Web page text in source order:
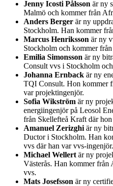
Jenny Icosti Pålsson är ny
Malmö och kommer från
Anders Berger är ny
Stockholm. Han kommer
Marcus Henriksson är ny
Stockholm och kommer
Emilia Simonsson är ny
Consult vvs i Stockholm
Johanna Ernback är ny
TQI Consult. Hon kommer
var projektingenjör.
Sofia Wikström är ny
energiingenjör på Leosol
från Skellefteå Kraft där
Amanuel Zerizghi är ny
Ductor i Stockholm. Han
vvs där han var vvs-ingenjör.
Michael Wellert är ny
Västerås. Han kommer från
vvs.
Mats Josefsson är ny